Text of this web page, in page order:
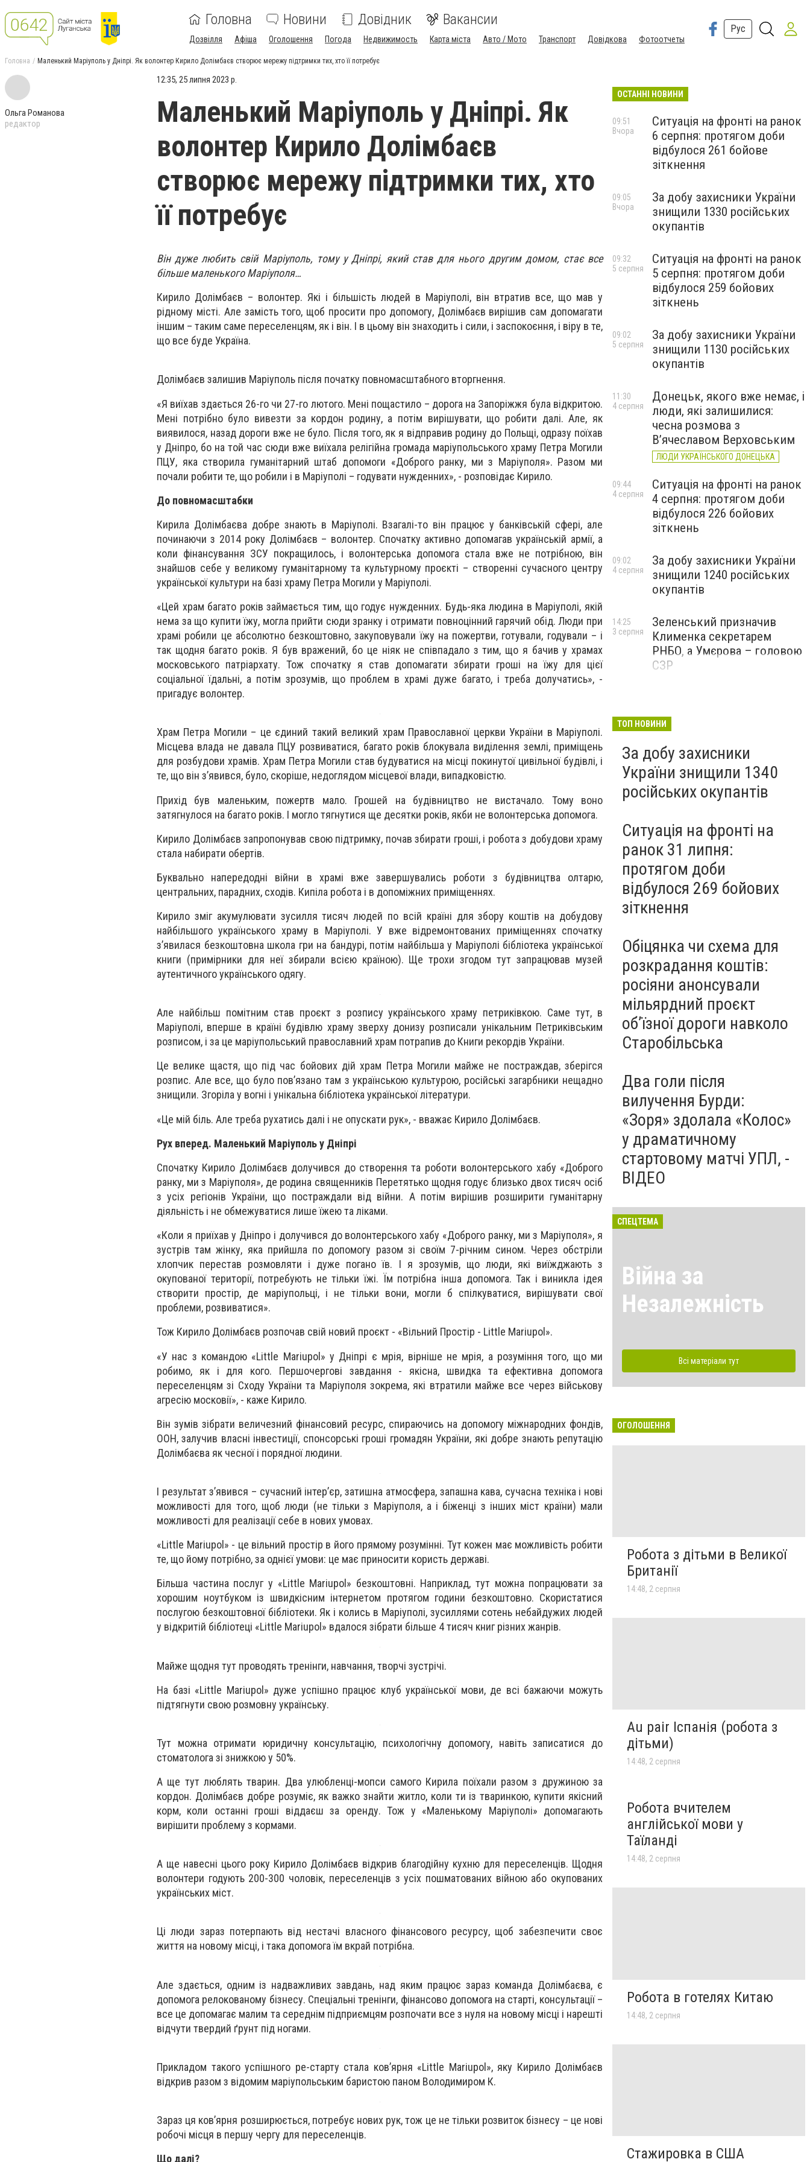
Головна Новини Довідник Вакансии
Дозвілля Афіша Оголошення Погода Недвижимость Карта міста Авто / Мото Транспорт Довідкова Фотоотчеты
Рус
Головна Маленький Маріуполь у Дніпрі. Як волонтер Кирило Долімбаєв створює мережу підтримки тих, хто її потребує
Ольга Романова
редактор
12:35, 25 липня 2023 р.
Маленький Маріуполь у Дніпрі. Як
волонтер Кирило Долімбаєв
створює мережу підтримки тих, хто
її потребує
Він дуже любить свій Маріуполь, тому у Дніпрі, який став для нього другим домом, стає все
більше маленького Маріуполя…
Кирило Долімбаєв – волонтер. Які і більшість людей в Маріуполі, він втратив все, що мав у
рідному місті. Але замість того, щоб просити про допомогу, Долімбаєв вирішив сам допомагати
іншим – таким саме переселенцям, як і він. І в цьому він знаходить і сили, і заспокоєння, і віру в те,
що все буде Україна.
Долімбаєв залишив Маріуполь після початку повномасштабного вторгнення.
«Я виїхав здається 26-го чи 27-го лютого. Мені пощастило – дорога на Запоріжжя була відкритою.
Мені потрібно було вивезти за кордон родину, а потім вирішувати, що робити далі. Але, як
виявилося, назад дороги вже не було. Після того, як я відправив родину до Польщі, одразу поїхав
у Дніпро, бо на той час сюди вже виїхала релігійна громада маріупольського храму Петра Могили
ПЦУ, яка створила гуманітарний штаб допомоги «Доброго ранку, ми з Маріуполя». Разом ми
почали робити те, що робили і в Маріуполі – годувати нужденних», - розповідає Кирило.
До повномасштабки
Кирила Долімбаєва добре знають в Маріуполі. Взагалі-то він працює у банківській сфері, але
починаючи з 2014 року Долімбаєв – волонтер. Спочатку активно допомагав українській армії, а
коли фінансування ЗСУ покращилось, і волонтерська допомога стала вже не потрібною, він
знайшов себе у великому гуманітарному та культурному проєкті – створенні сучасного центру
української культури на базі храму Петра Могили у Маріуполі.
«Цей храм багато років займається тим, що годує нужденних. Будь-яка людина в Маріуполі, якій
нема за що купити їжу, могла прийти сюди зранку і отримати повноцінний гарячий обід. Люди при
храмі робили це абсолютно безкоштовно, закуповували їжу на пожертви, готували, годували – і
так щодня багато років. Я був вражений, бо це ніяк не співпадало з тим, що я бачив у храмах
московського патріархату. Тож спочатку я став допомагати збирати гроші на їжу для цієї
соціальної їдальні, а потім зрозумів, що проблем в храмі дуже багато, і треба долучатись», -
пригадує волонтер.
Храм Петра Могили – це єдиний такий великий храм Православної церкви України в Маріуполі.
Місцева влада не давала ПЦУ розвиватися, багато років блокувала виділення землі, приміщень
для розбудови храмів. Храм Петра Могили став будуватися на місці покинутої цивільної будівлі, і
те, що він з’явився, було, скоріше, недоглядом місцевої влади, випадковістю.
Прихід був маленьким, пожертв мало. Грошей на будівництво не вистачало. Тому воно
затягнулося на багато років. І могло тягнутися ще десятки років, якби не волонтерська допомога.
Кирило Долімбаєв запропонував свою підтримку, почав збирати гроші, і робота з добудови храму
стала набирати обертів.
Буквально напередодні війни в храмі вже завершувались роботи з будівництва олтарю,
центральних, парадних, сходів. Кипіла робота і в допоміжних приміщеннях.
Кирило зміг акумулювати зусилля тисяч людей по всій країні для збору коштів на добудову
найбільшого українського храму в Маріуполі. У вже відремонтованих приміщеннях спочатку
з’явилася безкоштовна школа гри на бандурі, потім найбільша у Маріуполі бібліотека української
книги (примірники для неї збирали всією країною). Ще трохи згодом тут запрацював музей
аутентичного українського одягу.
Але найбільш помітним став проєкт з розпису українського храму петриківкою. Саме тут, в
Маріуполі, вперше в країні будівлю храму зверху донизу розписали унікальним Петриківським
розписом, і за це маріупольський православний храм потрапив до Книги рекордів України.
Це велике щастя, що під час бойових дій храм Петра Могили майже не постраждав, зберігся
розпис. Але все, що було пов’язано там з українською культурою, російські загарбники нещадно
знищили. Згоріла у вогні і унікальна бібліотека української літератури.
«Це мій біль. Але треба рухатись далі і не опускати рук», - вважає Кирило Долімбаєв.
Рух вперед. Маленький Маріуполь у Дніпрі
Спочатку Кирило Долімбаєв долучився до створення та роботи волонтерського хабу «Доброго
ранку, ми з Маріуполя», де родина священників Перетятько щодня годує близько двох тисяч осіб
з усіх регіонів України, що постраждали від війни. А потім вирішив розширити гуманітарну
діяльність і не обмежуватися лише їжею та ліками.
«Коли я приїхав у Дніпро і долучився до волонтерського хабу «Доброго ранку, ми з Маріуполя», я
зустрів там жінку, яка прийшла по допомогу разом зі своїм 7-річним сином. Через обстріли
хлопчик перестав розмовляти і дуже погано їв. І я зрозумів, що люди, які виїжджають з
окупованої території, потребують не тільки їжі. Їм потрібна інша допомога. Так і виникла ідея
створити простір, де маріупольці, і не тільки вони, могли б спілкуватися, вирішувати свої
проблеми, розвиватися».
Тож Кирило Долімбаєв розпочав свій новий проєкт - «Вільний Простір - Little Mariupol».
«У нас з командою «Little Mariupol» у Дніпрі є мрія, вірніше не мрія, а розуміння того, що ми
робимо, як і для кого. Першочергові завдання - якісна, швидка та ефективна допомога
переселенцям зі Сходу України та Маріуполя зокрема, які втратили майже все через військову
агресію московії», - каже Кирило.
Він зумів зібрати величезний фінансовий ресурс, спираючись на допомогу міжнародних фондів,
ООН, залучив власні інвестиції, спонсорські гроші громадян України, які добре знають репутацію
Долімбаєва як чесної і порядної людини.
І результат з’явився – сучасний інтер’єр, затишна атмосфера, запашна кава, сучасна техніка і нові
можливості для того, щоб люди (не тільки з Маріуполя, а і біженці з інших міст країни) мали
можливості для реалізації себе в нових умовах.
«Little Mariupol» - це вільний простір в його прямому розумінні. Тут кожен має можливість робити
те, що йому потрібно, за однієї умови: це має приносити користь державі.
Більша частина послуг у «Little Mariupol» безкоштовні. Наприклад, тут можна попрацювати за
хорошим ноутбуком із швидкісним інтернетом протягом години безкоштовно. Скористатися
послугою безкоштовної бібліотеки. Як і колись в Маріуполі, зусиллями сотень небайдужих людей
у відкритій бібліотеці «Little Mariupol» вдалося зібрати більше 4 тисяч книг різних жанрів.
Майже щодня тут проводять тренінги, навчання, творчі зустрічі.
На базі «Little Mariupol» дуже успішно працює клуб української мови, де всі бажаючи можуть
підтягнути свою розмовну українську.
Тут можна отримати юридичну консультацію, психологічну допомогу, навіть записатися до
стоматолога зі знижкою у 50%.
А ще тут люблять тварин. Два улюбленці-мопси самого Кирила поїхали разом з дружиною за
кордон. Долімбаєв добре розуміє, як важко знайти житло, коли ти із тваринкою, купити якісний
корм, коли останні гроші віддаєш за оренду. Тож у «Маленькому Маріуполі» допомагають
вирішити проблему з кормами.
А ще навесні цього року Кирило Долімбаєв відкрив благодійну кухню для переселенців. Щодня
волонтери годують 200-300 чоловік, переселенців з усіх пошматованих війною або окупованих
українських міст.
Ці люди зараз потерпають від нестачі власного фінансового ресурсу, щоб забезпечити своє
життя на новому місці, і така допомога їм вкрай потрібна.
Але здається, одним із надважливих завдань, над яким працює зараз команда Долімбаєва, є
допомога релокованому бізнесу. Спеціальні тренінги, фінансово допомога на старті, консультації –
все це допомагає малим та середнім підприємцям розпочати все з нуля на новому місці і нарешті
відчути твердий ґрунт під ногами.
Прикладом такого успішного ре-старту стала ков’ярня «Little Mariupol», яку Кирило Долімбаєв
відкрив разом з відомим маріупольським баристою паном Володимиром К.
Зараз ця ков’ярня розширюється, потребує нових рук, тож це не тільки розвиток бізнесу – це нові
робочі місця в першу чергу для переселенців.
Що далі?
ОСТАННІ НОВИНИ
Ситуація на фронті на ранок
6 серпня: протягом доби
відбулося 261 бойове
зіткнення
09:51
Вчора
За добу захисники України
знищили 1330 російських
окупантів
09:05
Вчора
Ситуація на фронті на ранок
5 серпня: протягом доби
відбулося 259 бойових
зіткнень
09:32
5 серпня
За добу захисники України
знищили 1130 російських
окупантів
09:02
5 серпня
Донецьк, якого вже немає, і
люди, які залишилися:
чесна розмова з
В’ячеславом Верховським
ЛЮДИ УКРАЇНСЬКОГО ДОНЕЦЬКА
11:30
4 серпня
Ситуація на фронті на ранок
4 серпня: протягом доби
відбулося 226 бойових
зіткнень
09:44
4 серпня
За добу захисники України
знищили 1240 російських
окупантів
09:02
4 серпня
Зеленський призначив
Клименка секретарем
РНБО, а Умєрова – головою
СЗР
14:25
3 серпня
ТОП НОВИНИ
За добу захисники
України знищили 1340
російських окупантів
Ситуація на фронті на
ранок 31 липня:
протягом доби
відбулося 269 бойових
зіткнення
Обіцянка чи схема для
розкрадання коштів:
росіяни анонсували
мільярдний проєкт
об’їзної дороги навколо
Старобільська
Два голи після
вилучення Бурди:
«Зоря» здолала «Колос»
у драматичному
стартовому матчі УПЛ, -
ВІДЕО
СПЕЦТЕМА
Війна за
Незалежність
Всі матеріали тут
ОГОЛОШЕННЯ
Робота з дітьми в Великої
Британії
14:48, 2 серпня
Au pair Іспанія (робота з
дітьми)
14:48, 2 серпня
Робота вчителем
англійської мови у
Таїланді
14:48, 2 серпня
Робота в готелях Китаю
14:48, 2 серпня
Стажировка в США